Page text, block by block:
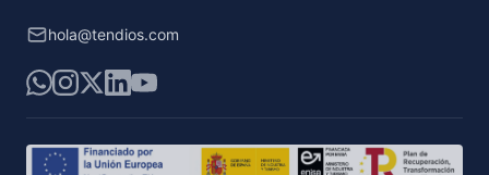
hola@tendios.com
WhatsApp
Instagram
X LinkedIn
YouTube